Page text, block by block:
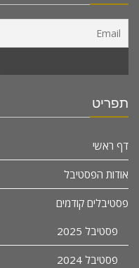
תפריט
דף ראשי
אודות הפסטיבל
פסטיבלים קודמים
פסטיבל 2025
פסטיבל 2024